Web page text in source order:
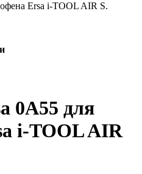
Ersa i-TOOL AIR S.
0A55 для
i-TOOL AIR